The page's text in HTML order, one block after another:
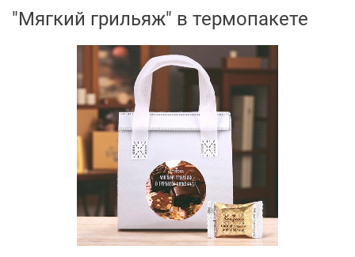
"Мягкий грильяж" в термопакете